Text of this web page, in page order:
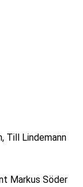
Till Lindemann
Markus Söder